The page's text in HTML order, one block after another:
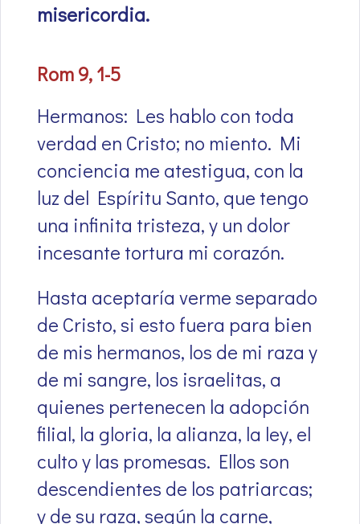
misericordia.
Rom 9, 1-5
Hermanos: Les hablo con toda
verdad en Cristo; no miento. Mi
conciencia me atestigua, con la
luz del Espíritu Santo, que tengo
una infinita tristeza, y un dolor
incesante tortura mi corazón.
Hasta aceptaría verme separado
de Cristo, si esto fuera para bien
de mis hermanos, los de mi raza y
de mi sangre, los israelitas, a
quienes pertenecen la adopción
filial, la gloria, la alianza, la ley, el
culto y las promesas. Ellos son
descendientes de los patriarcas;
y de su raza, según la carne,